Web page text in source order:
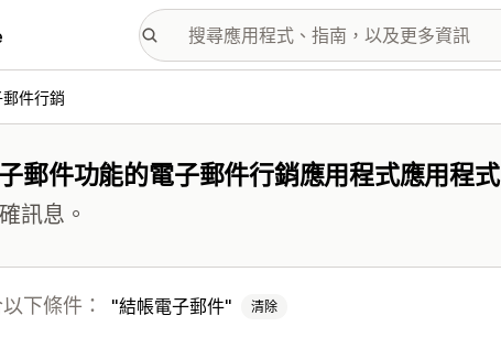
郵件行銷
郵件功能的電子郵件行銷應用程式應用程式
訊息。
下條件： 結帳電子郵件 清除